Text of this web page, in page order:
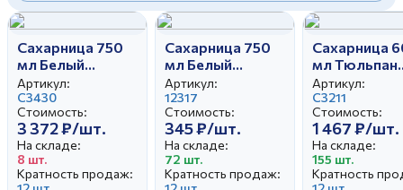
Сахарница 750
мл Белый
лебедь Золотой
олень
Артикул:
С3430
Стоимость:
3 372 ₽/шт.
На складе:
8 шт.
Кратность продаж:
Сахарница 750
мл Белый
лебедь Розы 3D-
2 вариант
Артикул:
12317
Стоимость:
345 ₽/шт.
На складе:
72 шт.
Кратность продаж:
Сахарница
мл Тюльпан
Сирень
Артикул:
С3211
Стоимость:
1 467 ₽/шт.
На складе:
155 шт.
Кратность